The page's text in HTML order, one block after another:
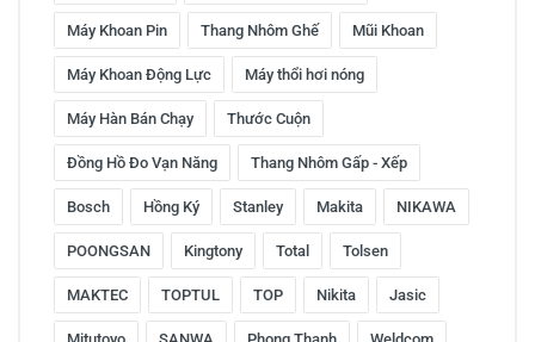
Máy Khoan Pin Thang Nhôm Ghế Mũi Khoan
Máy Khoan Động Lực Máy thổi hơi nóng
Máy Hàn Bán Chạy Thước Cuộn
Đồng Hồ Đo Vạn Năng Thang Nhôm Gấp - Xếp
Bosch Hồng Ký Stanley Makita NIKAWA
POONGSAN Kingtony Total Tolsen
MAKTEC TOPTUL TOP Nikita Jasic